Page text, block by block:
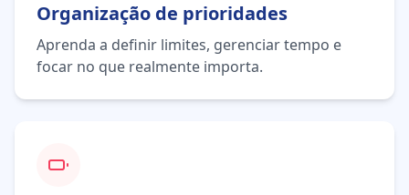
Organização de prioridades
Aprenda a definir limites, gerenciar tempo e
focar no que realmente importa.